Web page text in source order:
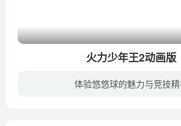
火力少年王2动画版
体验悠悠球的魅力与竞技